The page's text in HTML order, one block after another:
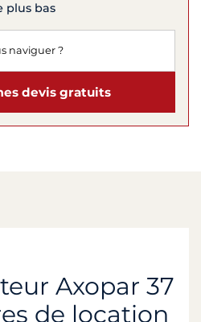
plus bas
devis gratuits
Axopar 37
de location